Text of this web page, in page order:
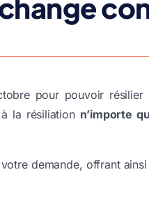
pour pouvoir résilier
la résiliation n’importe
demande, offrant